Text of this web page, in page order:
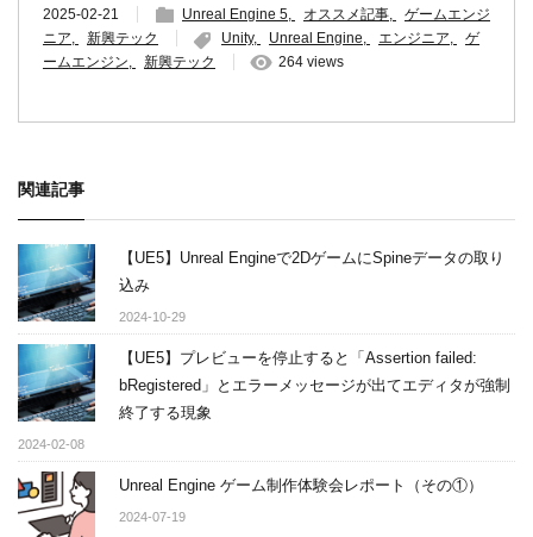
2025-02-21 Unreal Engine 5 オススメ記事
ゲームエンジ
ニア
新興テック Unity Unreal Engine エンジニア
ゲ
ームエンジン
新興テック 264 views
関連記事
【UE5】Unreal Engineで2DゲームにSpineデータの取り
込み
2024-10-29
【UE5】プレビューを停止すると「Assertion failed:
bRegistered」とエラーメッセージが出てエディタが強制
終了する現象
2024-02-08
Unreal Engine ゲーム制作体験会レポート（その①）
2024-07-19